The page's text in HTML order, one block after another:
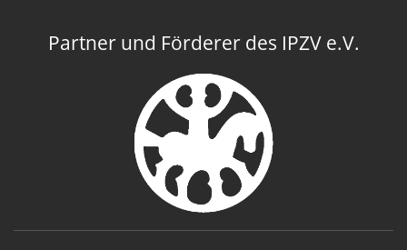
Partner und Förderer des IPZV e.V.